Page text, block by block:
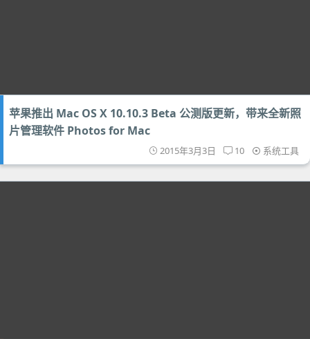
苹果推出 Mac OS X 10.10.3 Beta 公测版更新，带来全新照
片管理软件 Photos for Mac
2015年3月3日 10 系统工具